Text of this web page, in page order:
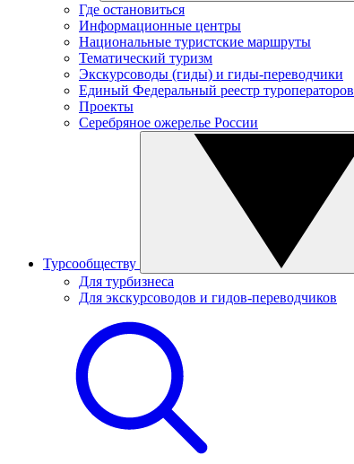
Где остановиться
Информационные центры
Национальные туристские маршруты
Тематический туризм
Экскурсоводы (гиды) и гиды-переводчики
Единый Федеральный реестр туроператоров
Проекты
Серебряное ожерелье России
Турсообществу
Для турбизнеса
Для экскурсоводов и гидов-переводчиков